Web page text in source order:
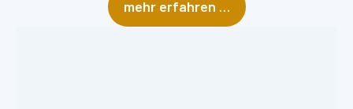
mehr erfahren …